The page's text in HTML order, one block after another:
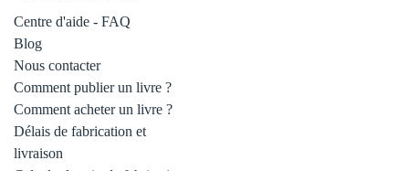
Centre d'aide - FAQ
Blog
Nous contacter
Comment publier un livre ?
Comment acheter un livre ?
Délais de fabrication et
livraison